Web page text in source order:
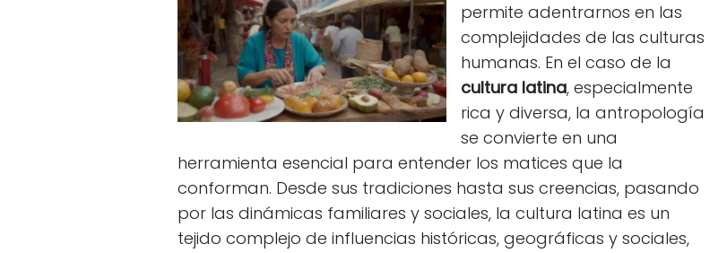
permite adentrarnos en las
complejidades de las culturas
humanas. En el caso de la
cultura latina, especialmente
rica y diversa, la antropología
se convierte en una
herramienta esencial para entender los matices que la
conforman. Desde sus tradiciones hasta sus creencias, pasando
por las dinámicas familiares y sociales, la cultura latina es un
tejido complejo de influencias históricas, geográficas y sociales,